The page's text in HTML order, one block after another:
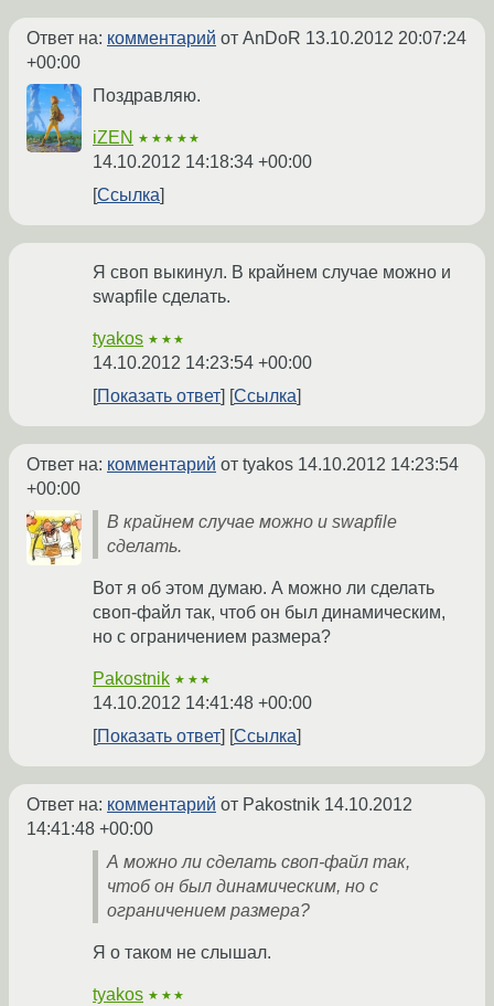
Ответ на: комментарий от AnDoR 13.10.2012 20:07:24
+00:00
Поздравляю.
iZEN ★★★★★
14.10.2012 14:18:34 +00:00
Ссылка
Я своп выкинул. В крайнем случае можно и
swapfile сделать.
tyakos ★★★
14.10.2012 14:23:54 +00:00
Показать ответ
Ссылка
Ответ на: комментарий от tyakos 14.10.2012 14:23:54
+00:00
В крайнем случае можно и swapfile
сделать.
Вот я об этом думаю. А можно ли сделать
своп-файл так, чтоб он был динамическим,
но с ограничением размера?
Pakostnik ★★★
14.10.2012 14:41:48 +00:00
Показать ответ
Ссылка
Ответ на: комментарий от Pakostnik 14.10.2012
14:41:48 +00:00
А можно ли сделать своп-файл так,
чтоб он был динамическим, но с
ограничением размера?
Я о таком не слышал.
tyakos ★★★